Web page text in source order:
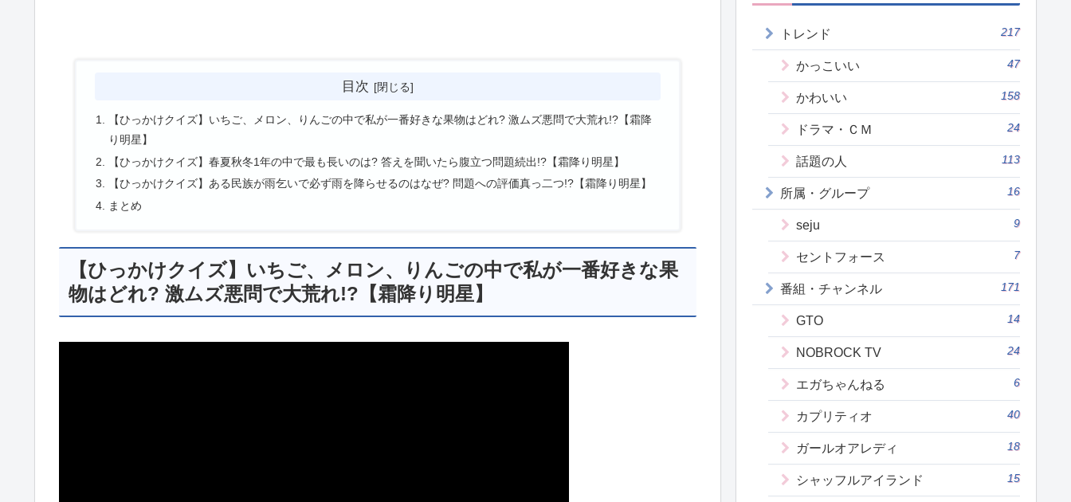
目次
【ひっかけクイズ】いちご、メロン、りんごの中で私が一番好きな果物はどれ? 激ムズ悪問で大荒れ!?【霜降
り明星】
【ひっかけクイズ】春夏秋冬1年の中で最も長いのは? 答えを聞いたら腹立つ問題続出!?【霜降り明星】
【ひっかけクイズ】ある民族が雨乞いで必ず雨を降らせるのはなぜ? 問題への評価真っ二つ!?【霜降り明星】
まとめ
【ひっかけクイズ】いちご、メロン、りんごの中で私が一番好きな果
物はどれ? 激ムズ悪問で大荒れ!?【霜降り明星】
トレンド 217
かっこいい 47
かわいい 158
ドラマ・ＣＭ 24
話題の人 113
所属・グループ 16
seju 9
セントフォース 7
番組・チャンネル 171
GTO 14
NOBROCK TV 24
エガちゃんねる 6
カプリティオ 40
ガールオアレディ 18
シャッフルアイランド 15